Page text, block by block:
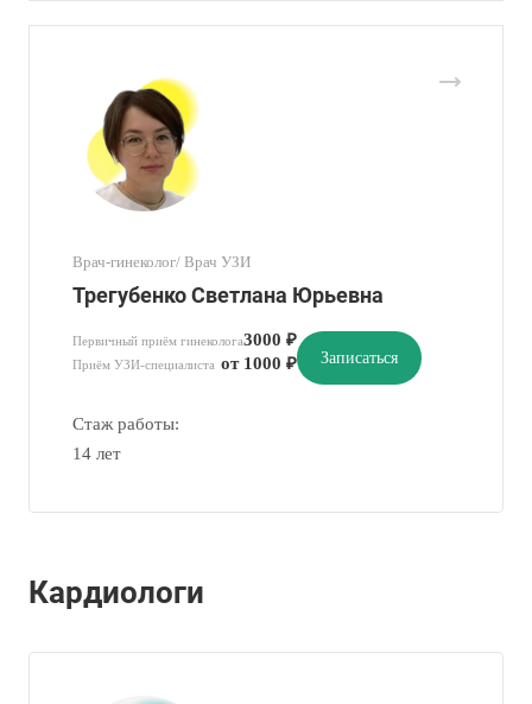
Врач-гинеколог/ Врач УЗИ
Трегубенко Светлана Юрьевна
Первичный приём гинеколога3000 ₽
Приём УЗИ-специалиста от 1000 ₽ Записаться
Стаж работы:
14 лет
Кардиологи